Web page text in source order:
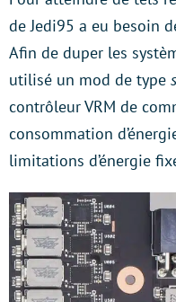
de Jedi95 a eu besoin
Afin de duper les
utilisé un mod de type
contrôleur VRM de
consommation
limitations d’énergie